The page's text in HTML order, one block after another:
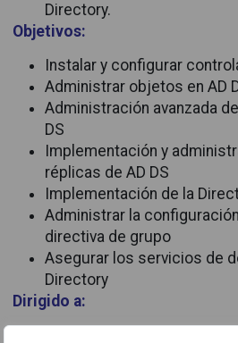
Directory.
Objetivos:
Instalar y configurar
Administrar objetos en AD
Administración avanzada
DS
Implementación y
réplicas de AD DS
Implementación de la
Administrar la
directiva de grupo
Asegurar los servicios de
Directory
Dirigido a: